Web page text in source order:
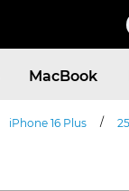
MacBook
iPhone 16 Plus /